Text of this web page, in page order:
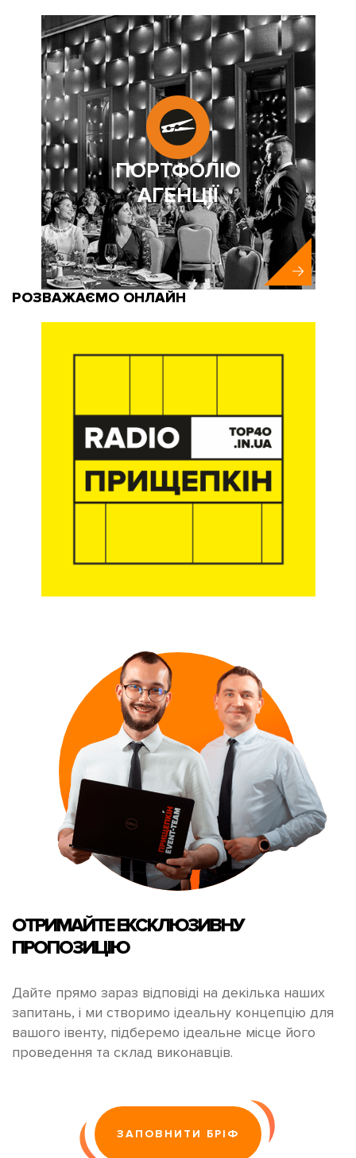
ПОРТФОЛІО
АГЕНЦІЇ
РОЗВАЖАЄМО ОНЛАЙН
ОТРИМАЙТЕЕКСКЛЮЗИВНУ
ПРОПОЗИЦІЮ
Дайте прямо зараз відповіді на декілька наших
запитань, і ми створимо ідеальну концепцію для
вашого івенту, підберемо ідеальне місце його
проведення та склад виконавців.
ЗАПОВНИТИ БРІФ